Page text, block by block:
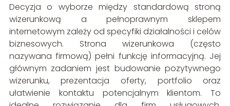
Decyzja o wyborze między standardową stroną
wizerunkową a pełnoprawnym sklepem
internetowym zależy od specyfiki działalności i celów
biznesowych. Strona wizerunkowa (często
nazywana firmową) pełni funkcję informacyjną. Jej
głównym zadaniem jest budowanie pozytywnego
wizerunku, prezentacja oferty, portfolio oraz
ułatwienie kontaktu potencjalnym klientom. To